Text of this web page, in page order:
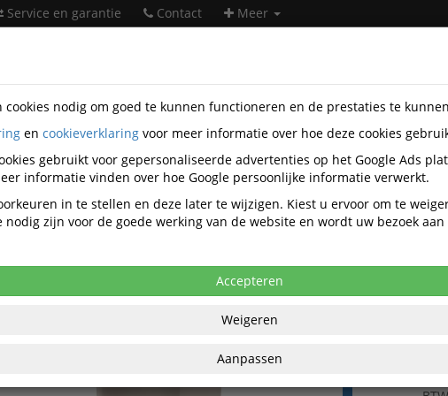
Service en garantie Contact Meer
Facilitaire artikelen Afvalartikelen Afvalcontainers
Rubbermaid
VB-76223934
Slim Jim Step On Container End
50 Liter Beige
cookies nodig om goed te kunnen functioneren en de prestaties te
en cookieverklaring voor meer informatie over hoe deze cookies
gebruikt voor gepersonaliseerde advertenties op het Google Ads
informatie vinden over hoe Google persoonlijke informatie verwerkt.
in te stellen en deze later te wijzigen. Kiest u ervoor om te
nodig zijn voor de goede werking van de website en wordt uw bezoek
Accepteren
Weigeren
Aanpassen